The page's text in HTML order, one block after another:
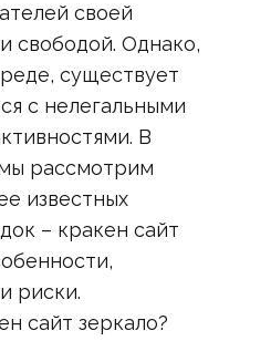
своей
свободой. Однако,
существует
с нелегальными
В
рассмотрим
известных
– кракен сайт
риски.
сайт зеркало?